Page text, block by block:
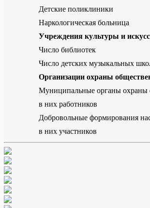
Детские поликлиники
Наркологическая больница
Учреждения культуры и
Число библиотек
Число детских музыкальных
Организации охраны
Муниципальные органы охраны
в них работников
Добровольные формирования
в них участников